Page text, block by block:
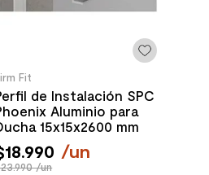
Fit
de Instalación SPC
Aluminio para
15x15x2600 mm
18.990 /un
/un